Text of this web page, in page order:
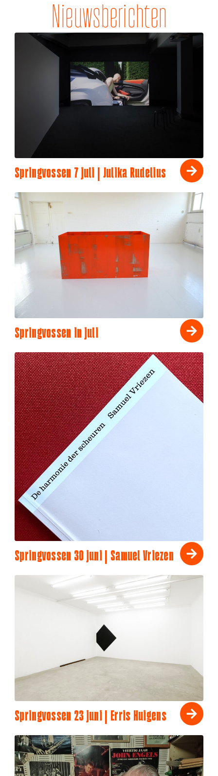
Nieuwsberichten
Springvossen 7 juli | Julika Rudelius
Springvossen in juli
Springvossen 30 juni | Samuel Vriezen
Springvossen 23 juni | Erris Huigens